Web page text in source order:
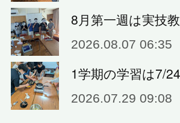
8月第一週は実技
2026.08.07 06:35
1学期の学習は7/
2026.07.29 09:08